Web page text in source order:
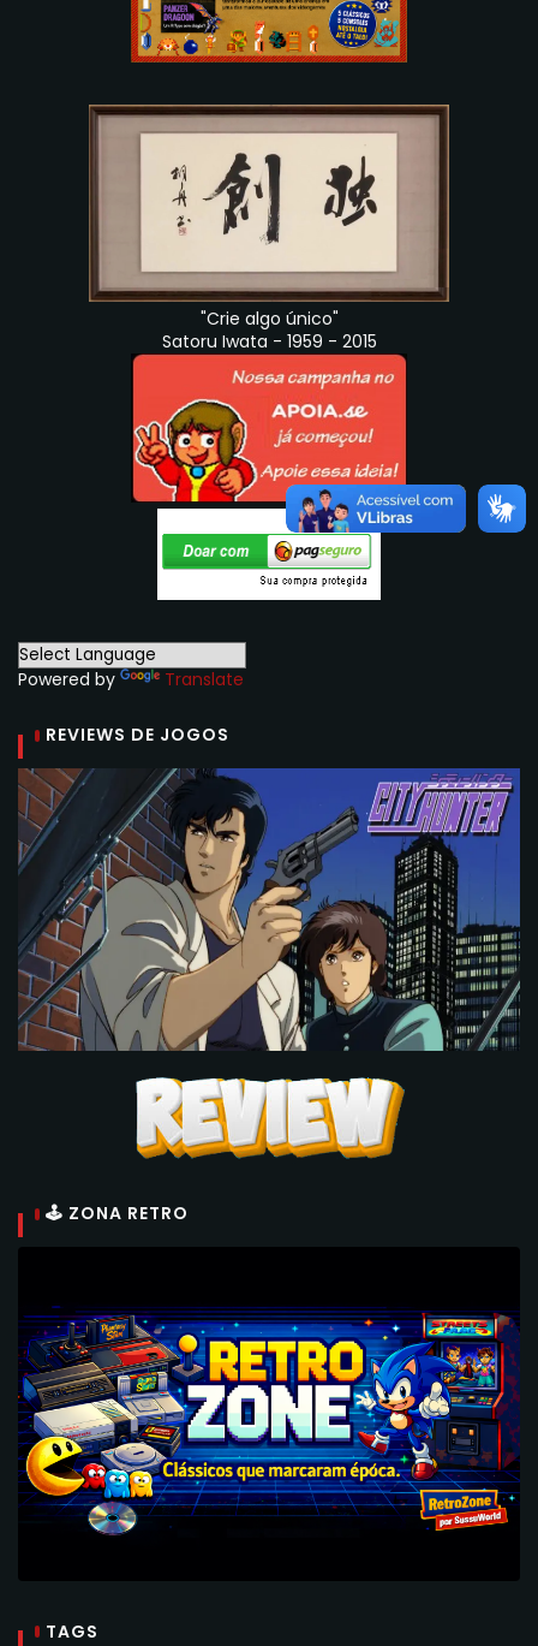
"Crie algo único"
Satoru Iwata - 1959 - 2015
Powered by Translate
REVIEWS DE JOGOS
🕹 ZONA RETRO
TAGS